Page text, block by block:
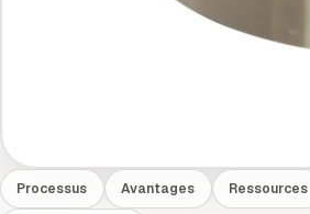
Processus Avantages Ressources